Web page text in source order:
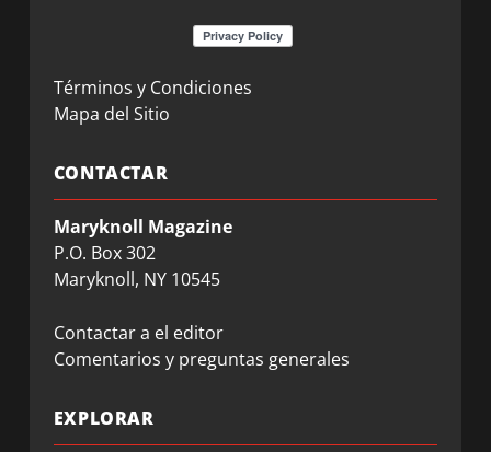
Términos y Condiciones
Mapa del Sitio
CONTACTAR
Maryknoll Magazine
P.O. Box 302
Maryknoll, NY 10545
Contactar a el editor
Comentarios y preguntas generales
EXPLORAR